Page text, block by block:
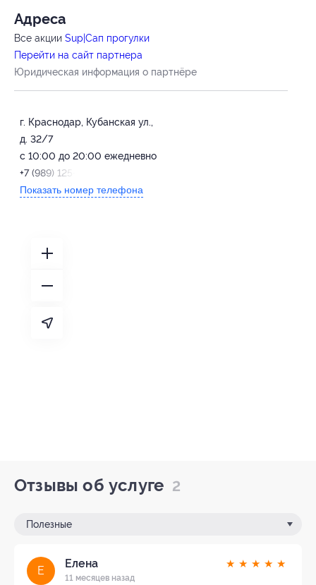
Адресa
Все акции Sup|Сап прогулки
Перейти на сайт партнера
Юридическая информация о партнёре
г. Краснодар, ​Кубанская ул.,
д. 32/7
c 10:00 до 20:00 ежедневно
‌+7 (989) 125-50-98
Показать номер телефона
Отзывы об услуге 2
Полезные
Е
Елена
11 месяцев назад
★ ★ ★ ★ ★